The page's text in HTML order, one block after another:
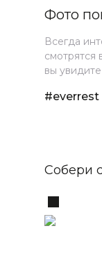
Фото
Всегда
смотрятся
вы увидите
#everrest
Собери